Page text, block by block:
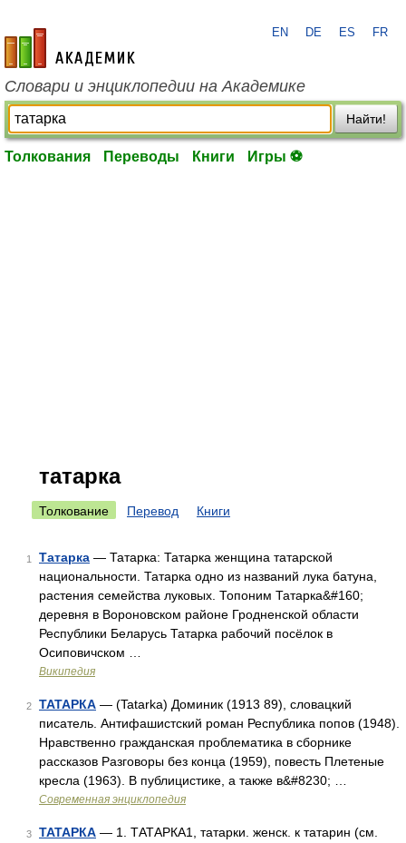
academic.ru
EN DE ES FR
Словари и энциклопедии на Академике
Найти!
Толкования Переводы Книги Игры ⚽
татарка
Толкование Перевод Книги
1 Татарка — Татарка: Татарка женщина татарской
национальности. Татарка одно из названий лука батуна,
растения семейства луковых. Топоним Татарка&#160;
деревня в Вороновском районе Гродненской области
Республики Беларусь Татарка рабочий посёлок в
Осиповичском …
Википедия
2 ТАТАРКА — (Tatarka) Доминик (1913 89), словацкий
писатель. Антифашистский роман Республика попов (1948).
Нравственно гражданская проблематика в сборнике
рассказов Разговоры без конца (1959), повесть Плетеные
кресла (1963). В публицистике, а также в&#8230; …
Современная энциклопедия
3 ТАТАРКА — 1. ТАТАРКА1, татарки. женск. к татарин (см.